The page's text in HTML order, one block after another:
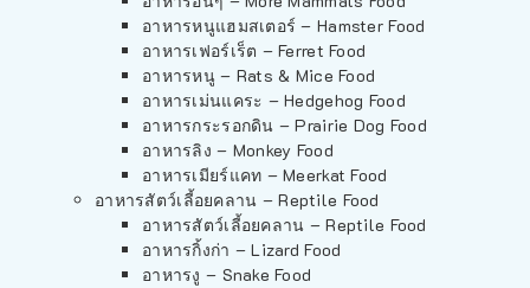
อาหารหนูแฮมสเตอร์ – Hamster Food
อาหารเฟอร์เร็ต – Ferret Food
อาหารหนู – Rats & Mice Food
อาหารเม่นแคระ – Hedgehog Food
อาหารกระรอกดิน – Prairie Dog Food
อาหารลิง – Monkey Food
อาหารเมียร์แคท – Meerkat Food
อาหารสัตว์เลี้อยคลาน – Reptile Food
อาหารสัตว์เลี้อยคลาน – Reptile Food
อาหารกิ้งก่า – Lizard Food
อาหารงู – Snake Food